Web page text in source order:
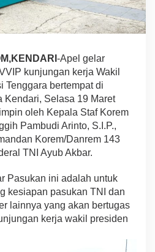
-Apel gelar
kunjungan kerja Wakil
Tenggara bertempat di
Kendari, Selasa 19 Maret
oleh Kepala Staf Korem
Pambudi Arinto, S.I.P.,
Korem/Danrem 143
TNI Ayub Akbar.
Pasukan ini adalah untuk
kesiapan pasukan TNI dan
lainnya yang akan bertugas
kerja wakil presiden